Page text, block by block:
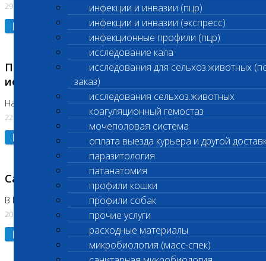
инфекции и инвазии (пцр)
инфекции и инвазии (экспресс)
инфекционные профили (пцр)
исследование кала
исследования для сельхоз.животных
заказ)
исследования сельхоз.животных
коагуляционный гемостаз
мочеполовая система
оплата выезда курьера и другой
паразитология
патанатомия
профили кошки
профили собак
прочие услуги
расходные материалы
микробиология (масс-спек)
29.07.2026
Подробнее
Приостановлено выполнение биохимических
исследований
На Нагорной. Код ( 123,310,309)
22.07.2026
Подробнее
Санитарные дни
В Коломне 24.07.2026 и 28.07.2026
20.07.2026
Подробнее